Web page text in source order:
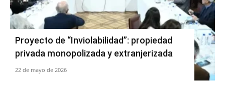
Proyecto de “Inviolabilidad”: propiedad
privada monopolizada y extranjerizada
22 de mayo de 2026